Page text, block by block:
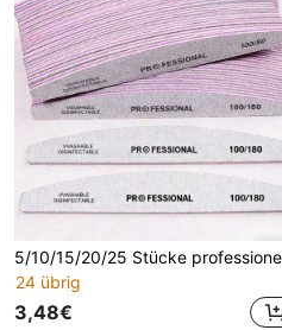
24 übrig
3,48€